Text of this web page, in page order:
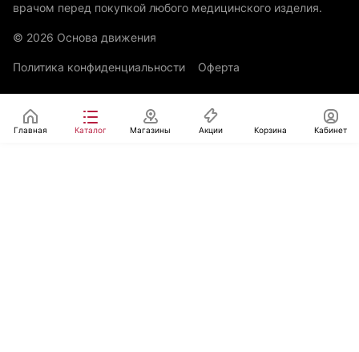
врачом перед покупкой любого медицинского изделия.
© 2026 Основа движения
Политика конфиденциальности Оферта
Главная Каталог Магазины Акции Корзина Кабинет